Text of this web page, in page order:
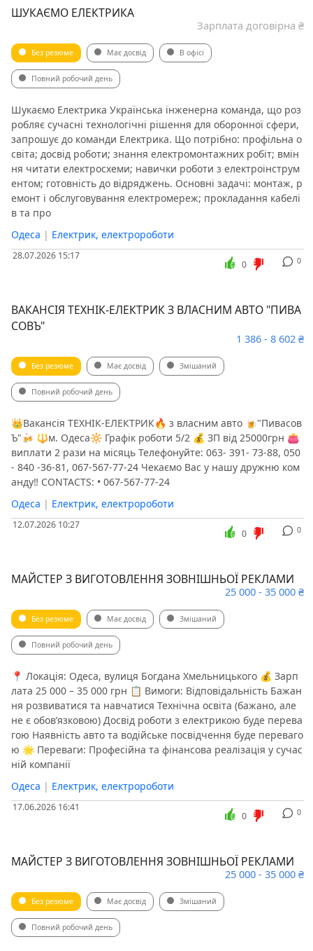
ШУКАЄМО ЕЛЕКТРИКА
Зарплата договірна ₴
Без резюме Має досвід В офісі
Повний робочий день
Шукаємо Електрика Українська інженерна команда, що роз
робляє сучасні технологічні рішення для оборонної сфери,
запрошує до команди Електрика. Що потрібно: профільна о
світа; досвід роботи; знання електромонтажних робіт; вмін
ня читати електросхеми; навички роботи з електроінструм
ентом; готовність до відряджень. Основні задачі: монтаж, р
емонт і обслуговування електромереж; прокладання кабелі
в та про
Одеса | Електрик, електророботи
28.07.2026 15:17 0
0
ВАКАНСІЯ ТЕХНІК-ЕЛЕКТРИК З ВЛАСНИМ АВТО "ПИВА
СОВЪ"
1 386 - 8 602 ₴
Без резюме Має досвід Змішаний
Повний робочий день
👑Вакансія ТЕХНІК-ЕЛЕКТРИК🔥 з власним авто 🍺"Пивасов
Ъ"🍻 🔱м. Одеса🔆 Графік роботи 5/2 💰 ЗП від 25000грн 👛
виплати 2 рази на місяць Телефонуйте: 063- 391- 73-88, 050
- 840 -36-81, 067-567-77-24 ️Чекаємо Вас у нашу дружню️ ком
анду‼️ CONTACTS: • 067-567-77-24
Одеса | Електрик, електророботи
12.07.2026 10:27 0
0
МАЙСТЕР З ВИГОТОВЛЕННЯ ЗОВНІШНЬОЇ РЕКЛАМИ
25 000 - 35 000 ₴
Без резюме Має досвід Змішаний
Повний робочий день
📍 Локація: Одеса, вулиця Богдана Хмельницького 💰 Зарп
лата 25 000 – 35 000 грн 📋 Вимоги: Відповідальність Бажан
ня розвиватися та навчатися Технічна освіта (бажано, але
не є обов’язковою) Досвід роботи з електрикою буде перева
гою Наявність авто та водійське посвідчення буде переваго
ю 🌟 Переваги: Професійна та фінансова реалізація у сучас
ній компанії
Одеса | Електрик, електророботи
17.06.2026 16:41 0
0
МАЙСТЕР З ВИГОТОВЛЕННЯ ЗОВНІШНЬОЇ РЕКЛАМИ
25 000 - 35 000 ₴
Без резюме Має досвід Змішаний
Повний робочий день